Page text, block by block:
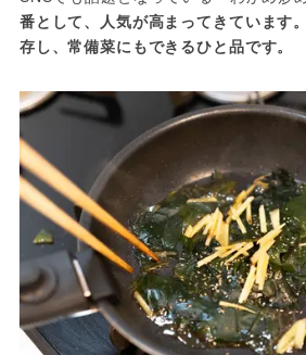
番として、人気が高まってきています
存し、常備菜にもできるひと品です。